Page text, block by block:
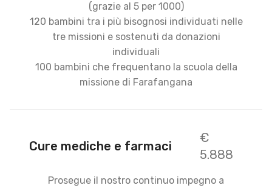
(grazie al 5 per 1000)
120 bambini tra i più bisognosi individuati nelle
tre missioni e sostenuti da donazioni
individuali
100 bambini che frequentano la scuola della
missione di Farafangana
Cure mediche e farmaci
€
5.888
Prosegue il nostro continuo impegno a